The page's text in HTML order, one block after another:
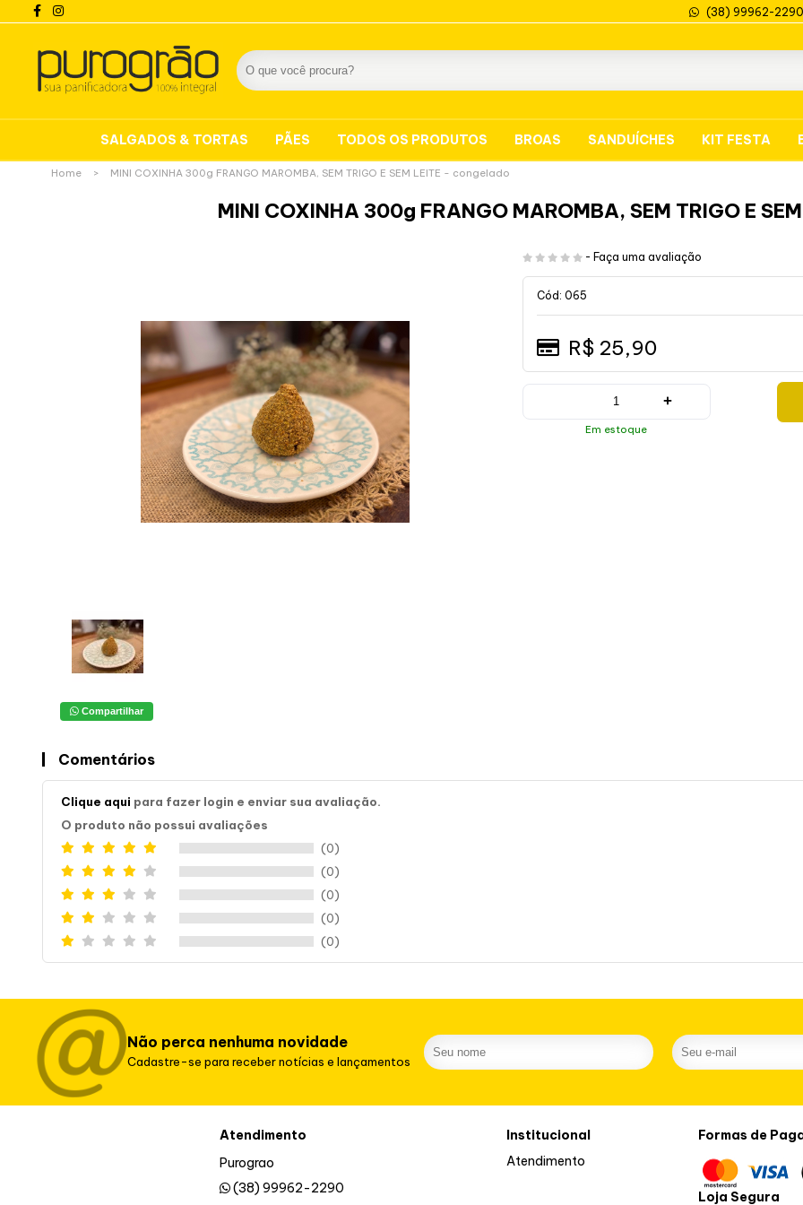
(38) 99962-2290
SALGADOS & TORTAS PÃES TODOS OS PRODUTOS BROAS SANDUÍCHES KIT FESTA
Home > MINI COXINHA 300g FRANGO MAROMBA, SEM TRIGO E SEM LEITE - congelado
MINI COXINHA 300g FRANGO MAROMBA, SEM TRIGO E
Compartilhar
- Faça uma avaliação
Cód: 065
R$ 25,90
+
Em estoque
Comentários
Clique aqui para fazer login e enviar sua avaliação.
O produto não possui avaliações
(0)
(0)
(0)
(0)
(0)
Não perca nenhuma novidade
Cadastre-se para receber notícias e lançamentos
Atendimento
Purograo
(38) 99962-2290
Institucional
Atendimento
Formas de
Loja Segura